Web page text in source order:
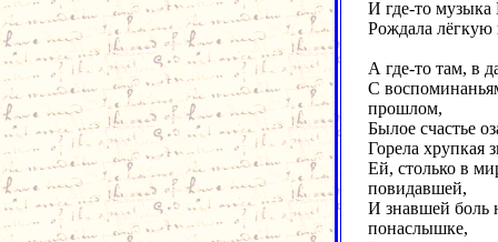
И где-то
Рождала лёгкую
А где-то там, в
С
прошлом,
Былое счастье
Горела хрупкая
Ей, столько в
повидавшей,
И знавшей боль
понаслышке,